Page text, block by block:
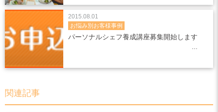
パーソナルシェフ養成講座募集開始します
お悩み別お客様事例
2015.08.01
関連記事